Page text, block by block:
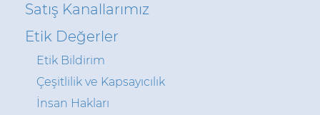
İletişim
C@P
Satış Kanallarımız
Etik Değerler
Etik Bildirim
Çeşitlilik ve Kapsayıcılık
İnsan Hakları